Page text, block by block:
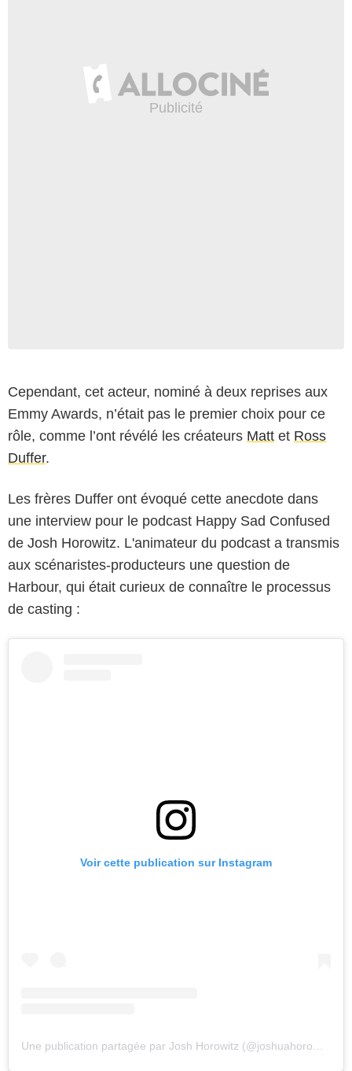
Cependant, cet acteur, nominé à deux reprises aux
Emmy Awards, n’était pas le premier choix pour ce
rôle, comme l’ont révélé les créateurs Matt et Ross
Duffer.
Les frères Duffer ont évoqué cette anecdote dans
une interview pour le podcast Happy Sad Confused
de Josh Horowitz. L'animateur du podcast a transmis
aux scénaristes-producteurs une question de
Harbour, qui était curieux de connaître le processus
de casting :
Voir cette publication sur Instagram
Une publication partagée par Josh Horowitz (@joshuahorowitz)